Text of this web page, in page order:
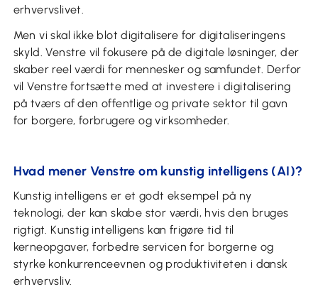
erhvervslivet.
Men vi skal ikke blot digitalisere for digitaliseringens
skyld. Venstre vil fokusere på de digitale løsninger, der
skaber reel værdi for mennesker og samfundet. Derfor
vil Venstre fortsætte med at investere i digitalisering
på tværs af den offentlige og private sektor til gavn
for borgere, forbrugere og virksomheder.
Hvad mener Venstre om kunstig intelligens (AI)?
Kunstig intelligens er et godt eksempel på ny
teknologi, der kan skabe stor værdi, hvis den bruges
rigtigt. Kunstig intelligens kan frigøre tid til
kerneopgaver, forbedre servicen for borgerne og
styrke konkurrenceevnen og produktiviteten i dansk
erhvervsliv.